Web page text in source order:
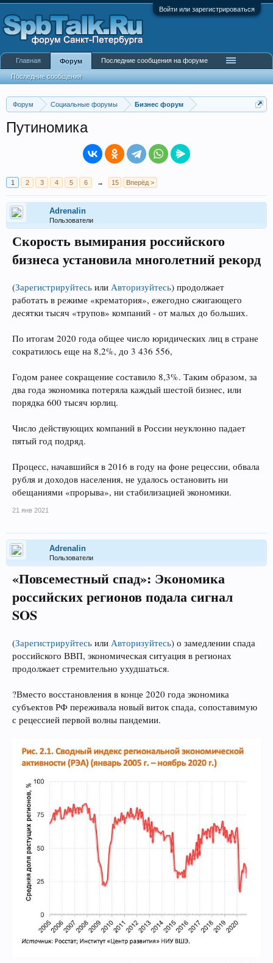
Войти или зарегистрироваться
Форум Социальные форумы Бизнес форум
Путиномика
1 2 3 4 5 6 → 15 Вперёд >
Adrenalin
Пользователи
Скорость вымирания российского
бизнеса установила многолетний рекорд
(Зарегистрируйтесь или Авторизуйтесь) продолжает
работать в режиме «крематория», ежегодно сжигающего
десятки тысяч «трупов» компаний - от малых до больших.
По итогам 2020 года общее число юридических лиц в стране
сократилось еще на 8,2%, до 3 436 556,
Годом ранее сокращение составило 8,3%. Таким образом, за
два года экономика потеряла каждый шестой бизнес, или
порядка 600 тысяч юрлиц.
Число действующих компаний в России неуклонно падает
пятый год подряд.
Процесс, начавшийся в 2016 в году на фоне рецессии, обвала
рубля и доходов населения, не удалось остановить ни
обещаниями «прорыва», ни стабилизацией экономики.
21 янв 2021
Adrenalin
Пользователи
«Повсеместный спад»: Экономика
российских регионов подала сигнал
SOS
(Зарегистрируйтесь или Авторизуйтесь) о замедлении спада
российского ВВП, экономическая ситуация в регионах
продолжает стремительно ухудшаться.
?Вместо восстановления в конце 2020 года экономика
субъектов РФ переживала новый виток спада, сопоставимую
с рецессией первой волны пандемии.
Главная Форум
Последние сообщения
Последние сообщения на форуме